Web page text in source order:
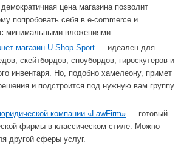
цена магазина позволит
попробовать себя в e-commerce и
с минимальными вложениями.
магазин U-Shop Sport — идеален для
скейтбордов, сноубордов, гироскутеров и
инвентаря. Но, подобно хамелеону, примет
и подстроится под нужную вам группу
компании «LawFirm» — готовый
фирмы в классическом стиле. Можно
другой сферы услуг.